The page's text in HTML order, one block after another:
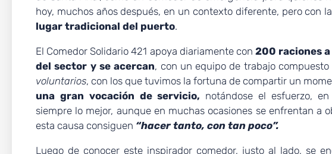
hoy, muchos años después, en un contexto diferente, pero con
lugar tradicional del puerto.
El Comedor Solidario 421 apoya diariamente con200 raciones
del sector y se acercan, con un equipo de trabajo
voluntarios, con los que tuvimos la fortuna de compartir un
una gran vocación de servicio, notándose el esfuerzo,
siempre lo mejor, aunque en muchas ocasiones se enfrentan a
esta causa consiguen “hacer tanto, con tan poco”.
Luego de conocer este inspirador comedor, justo al lado, se